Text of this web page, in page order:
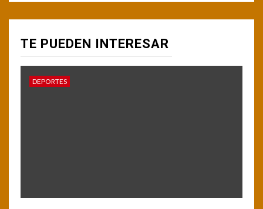
TE PUEDEN INTERESAR
DEPORTES